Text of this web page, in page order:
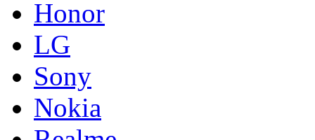
Honor
LG
Sony
Nokia